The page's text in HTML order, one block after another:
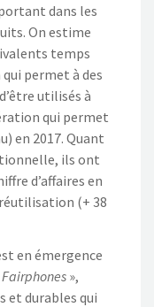
dans les
On estime
temps
permet à des
utilisés à
qui permet
en 2017. Quant
ils ont
d’affaires en
(+ 38
en émergence
Fairphones »,
et durables qui